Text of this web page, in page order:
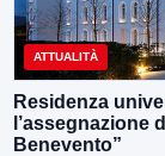
ATTUALITÀ
Residenza
l’assegnazione
Benevento”